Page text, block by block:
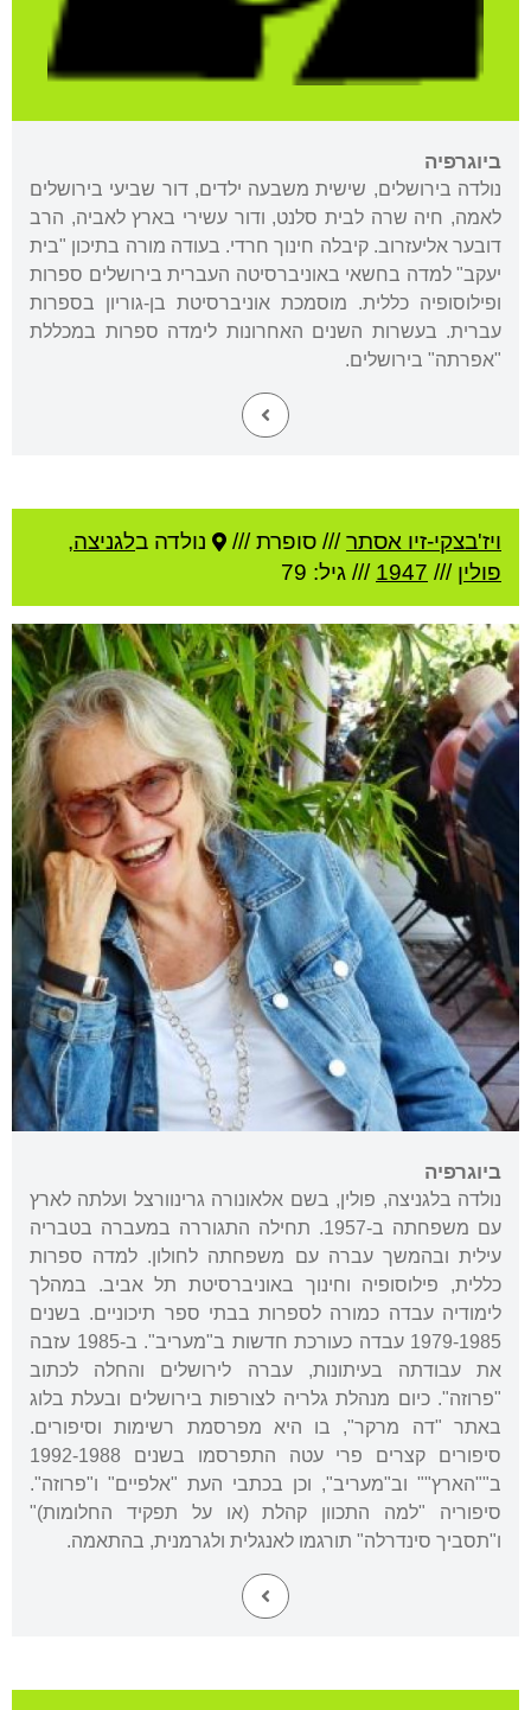
ביוגרפיה
נולדה בירושלים, שישית משבעה ילדים, דור שביעי בירושלים
לאמה, חיה שרה לבית סלנט, ודור עשירי בארץ לאביה, הרב
דובער אליעזרוב. קיבלה חינוך חרדי. בעודה מורה בתיכון "בית
יעקב" למדה בחשאי באוניברסיטה העברית בירושלים ספרות
ופילוסופיה כללית. מוסמכת אוניברסיטת בן-גוריון בספרות
עברית. בעשרות השנים האחרונות לימדה ספרות במכללת
"אפרתה" בירושלים.
ויז'בצקי-זיו אסתר/// סופרת /// נולדה בלגניצה,
פולין ///
1947 /// גיל: 79
ביוגרפיה
נולדה בלגניצה, פולין, בשם אלאונורה גרינוורצל ועלתה לארץ
עם משפחתה ב-1957. תחילה התגוררה במעברה בטבריה
עילית ובהמשך עברה עם משפחתה לחולון. למדה ספרות
כללית, פילוסופיה וחינוך באוניברסיטת תל אביב. במהלך
לימודיה עבדה כמורה לספרות בבתי ספר תיכוניים. בשנים
1979-1985 עבדה כעורכת חדשות ב"מעריב". ב-1985 עזבה
את עבודתה בעיתונות, עברה לירושלים והחלה לכתוב
"פרוזה". כיום מנהלת גלריה לצורפות בירושלים ובעלת בלוג
באתר "דה מרקר", בו היא מפרסמת רשימות וסיפורים.
סיפורים קצרים פרי עטה התפרסמו בשנים 1992-1988
ב""הארץ"" וב"מעריב", וכן בכתבי העת "אלפיים" ו"פרוזה".
סיפוריה "למה התכוון קהלת (או על תפקיד החלומות)"
ו"תסביך סינדרלה" תורגמו לאנגלית ולגרמנית, בהתאמה.